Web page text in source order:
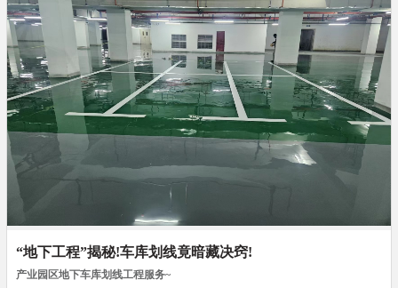
“地下工程”揭秘!车库划线竟暗藏决窍!
产业园区地下车库划线工程服务~